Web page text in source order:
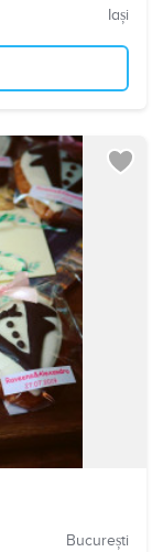
Iași
București